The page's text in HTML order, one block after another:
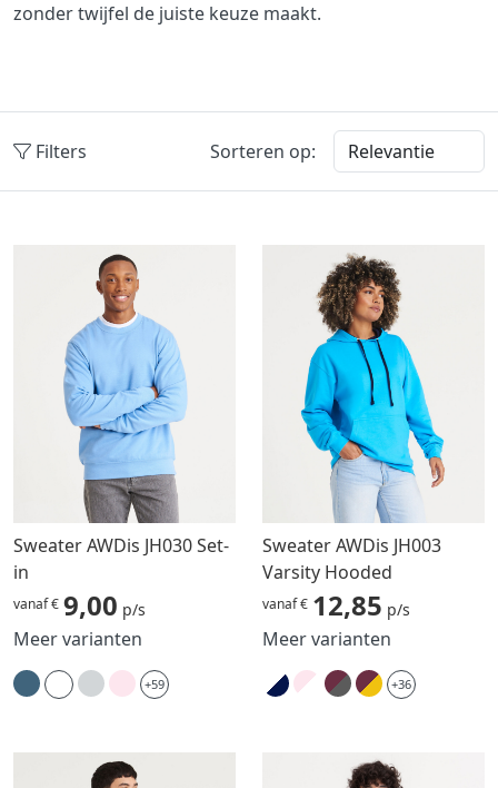
zonder twijfel de juiste keuze maakt.
Filters Sorteren op:
Sweater AWDis JH030 Set-
in
vanaf € 9,00 p/s
Meer varianten
+59
Sweater AWDis JH003
Varsity Hooded
vanaf € 12,85 p/s
Meer varianten
+36